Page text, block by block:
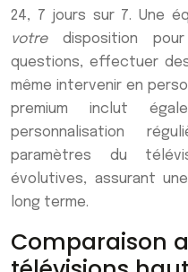
24, 7 jours sur 7. Une
votredisposition
questions, effectuer
même intervenir en
premium inclut
personnalisation
paramètres du
évolutives, assurant
long terme.
Comparaison